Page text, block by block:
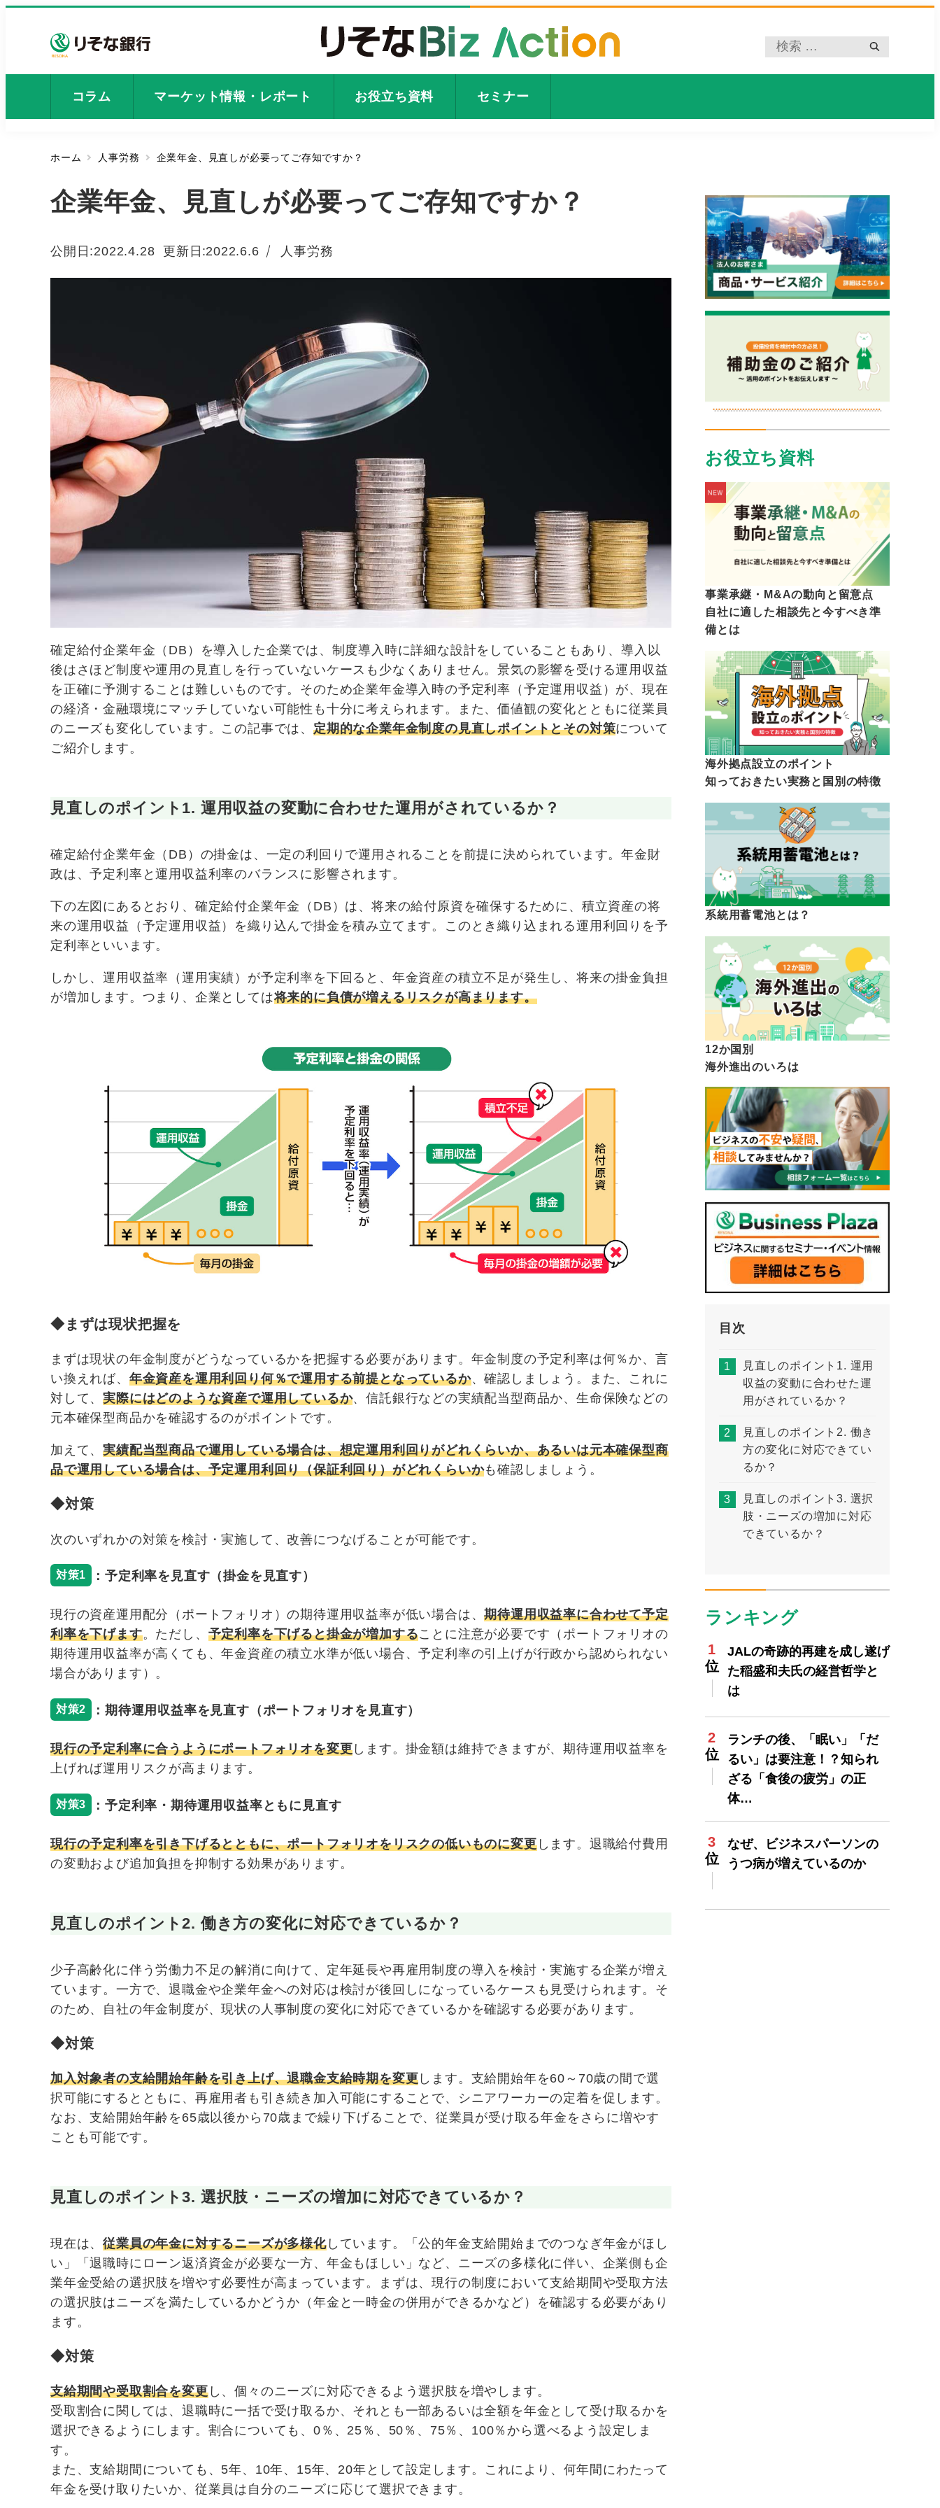
コ
プ
ホ
コラム マーケット情報・レポート お役立ち資料 セミナー
ホーム 人事労務 企業年金、見直しが必要ってご存知ですか？
企業年金、見直しが必要ってご存知ですか？
公開日:
投稿日
2022.4.28 更新日 2022.6.6 カテゴリー
人事労務
確定給付企業年金（DB）を導入した企業では、制度導入時に詳細な設計をしていることもあり、導入以
後はさほど制度や運用の見直しを行っていないケースも少なくありません。景気の影響を受ける運用収益
を正確に予測することは難しいものです。そのため企業年金導入時の予定利率（予定運用収益）が、現在
の経済・金融環境にマッチしていない可能性も十分に考えられます。また、価値観の変化とともに従業員
のニーズも変化しています。この記事では、 定期的な企業年金制度の見直しポイントとその対策について
ご紹介します。
見直しのポイント1. 運用収益の変動に合わせた運用がされているか？
確定給付企業年金（DB）の掛金は、一定の利回りで運用されることを前提に決められています。年金財
政は、予定利率と運用収益利率のバランスに影響されます。
下の左図にあるとおり、確定給付企業年金（DB）は、将来の給付原資を確保するために、積立資産の将
来の運用収益（予定運用収益）を織り込んで掛金を積み立てます。このとき織り込まれる運用利回りを予
定利率といいます。
しかし、運用収益率（運用実績）が予定利率を下回ると、年金資産の積立不足が発生し、将来の掛金負担
が増加します。つまり、企業としては将来的に負債が増えるリスクが高まります。
◆まずは現状把握を
まずは現状の年金制度がどうなっているかを把握する必要があります。年金制度の予定利率は何％か、言
い換えれば、 年金資産を運用利回り何％で運用する前提となっているか、確認しましょう。また、これに
対して、実際にはどのような資産で運用しているか、信託銀行などの実績配当型商品か、生命保険などの
元本確保型商品かを確認するのがポイントです。
加えて、実績配当型商品で運用している場合は、想定運用利回りがどれくらいか、あるいは元本確保型商
品で運用している場合は、予定運用利回り（保証利回り）がどれくらいかも確認しましょう。
◆対策
次のいずれかの対策を検討・実施して、改善につなげることが可能です。
対策1 ：予定利率を見直す（掛金を見直す）
現行の資産運用配分（ポートフォリオ）の期待運用収益率が低い場合は、期待運用収益率に合わせて予定
利率を下げます。ただし、 予定利率を下げると掛金が増加することに注意が必要です（ポートフォリオの
期待運用収益率が高くても、年金資産の積立水準が低い場合、予定利率の引上げが行政から認められない
場合があります）。
対策2 ：期待運用収益率を見直す（ポートフォリオを見直す）
現行の予定利率に合うようにポートフォリオを変更 します。掛金額は維持できますが、期待運用収益率を
上げれば運用リスクが高まります。
対策3 ：予定利率・期待運用収益率ともに見直す
現行の予定利率を引き下げるとともに、ポートフォリオをリスクの低いものに変更します。退職給付費用
の変動および追加負担を抑制する効果があります。
見直しのポイント2. 働き方の変化に対応できているか？
少子高齢化に伴う労働力不足の解消に向けて、定年延長や再雇用制度の導入を検討・実施する企業が増え
ています。一方で、退職金や企業年金への対応は検討が後回しになっているケースも見受けられます。そ
のため、自社の年金制度が、現状の人事制度の変化に対応できているかを確認する必要があります。
◆対策
加入対象者の支給開始年齢を引き上げ、退職金支給時期を変更 します。支給開始年を60～70歳の間で選
択可能にするとともに、再雇用者も引き続き加入可能にすることで、シニアワーカーの定着を促します。
なお、支給開始年齢を65歳以後から70歳まで繰り下げることで、従業員が受け取る年金をさらに増やす
ことも可能です。
見直しのポイント3. 選択肢・ ニーズの増加に対応できているか？
現在は、従業員の年金に対するニーズが多様化しています。「公的年金支給開始までのつなぎ年金がほし
い」「退職時にローン返済資金が必要な一方、年金もほしい」など、ニーズの多様化に伴い、企業側も企
業年金受給の選択肢を増やす必要性が高まっています。まずは、現行の制度において支給期間や受取方法
の選択肢はニーズを満たしているかどうか（年金と一時金の併用ができるかなど）を確認する必要があり
ます。
◆対策
支給期間や受取割合を変更し、個々のニーズに対応できるよう選択肢を増やします。
受取割合に関しては、退職時に一括で受け取るか、それとも一部あるいは全額を年金として受け取るかを
選択できるようにします。割合についても、0％、25％、50％、75％、100％から選べるよう設定しま
す。
また、支給期間についても、5年、10年、15年、20年として設定します。これにより、何年間にわたって
年金を受け取りたいか、従業員は自分のニーズに応じて選択できます。
お役立ち資料
事業承継・M&Aの動向と留意点
自社に適した相談先と今すべき準
備とは
海外拠点設立のポイント
知っておきたい実務と国別の特徴
系統用蓄電池とは？
12か国別
海外進出のいろは
目次
見直しのポイント1. 運用
収益の変動に合わせた運
用がされているか？
見直しのポイント2. 働き
方の変化に対応できてい
るか？
見直しのポイント3. 選択
肢・ニーズの増加に対応
できているか？
ランキング
JALの奇跡的再建を成し遂げ
た稲盛和夫氏の経営哲学と
は
ランチの後、「眠い」「だ
るい」は要注意！？知られ
ざる「食後の疲労」の正
体…
なぜ、ビジネスパーソンの
うつ病が増えているのか